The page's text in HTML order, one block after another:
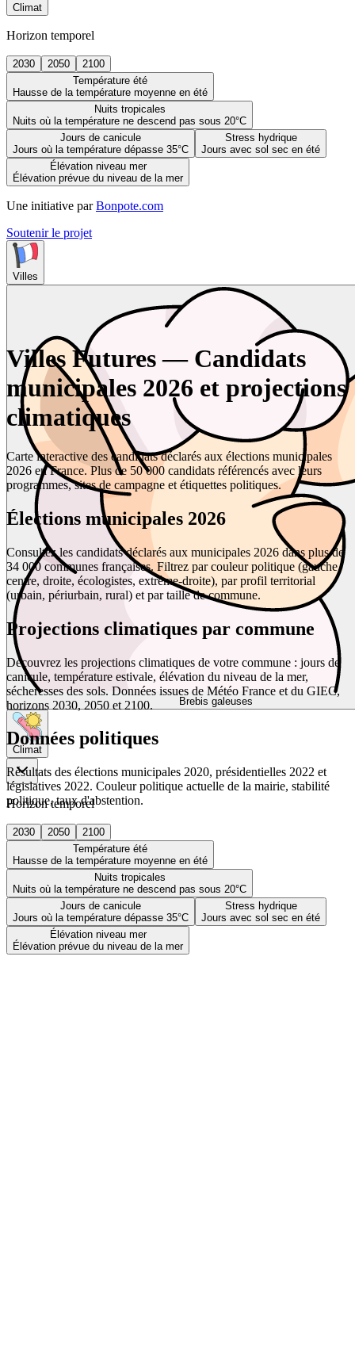
Climat
Horizon temporel
2030 2050
2100
Température été
Hausse de la température moyenne en été
Nuits tropicales
Nuits où la température ne descend pas sous 20°C
Jours de canicule
Jours où la température dépasse 35°C
Stress hydrique
Jours avec sol sec en été
Élévation niveau mer
Élévation prévue du niveau de la mer
Une initiative par Bonpote.com
Soutenir le projet
Villes
Brebis galeuses
Climat
Horizon temporel
2030 2050
2100
Température été
Hausse de la température moyenne en été
Nuits tropicales
Nuits où la température ne descend pas sous 20°C
Jours de canicule
Jours où la température dépasse 35°C
Stress hydrique
Jours avec sol sec en été
Élévation niveau mer
Élévation prévue du niveau de la mer
Villes Futures — Candidats
municipales 2026 et projections
climatiques
Carte interactive des candidats déclarés aux élections municipales
2026 en France. Plus de 50 000 candidats référencés avec leurs
programmes, sites de campagne et étiquettes politiques.
Élections municipales 2026
Consultez les candidats déclarés aux municipales 2026 dans plus de
34 000 communes françaises. Filtrez par couleur politique (gauche,
centre, droite, écologistes, extrême-droite), par profil territorial
(urbain, périurbain, rural) et par taille de commune.
Projections climatiques par commune
Découvrez les projections climatiques de votre commune : jours de
canicule, température estivale, élévation du niveau de la mer,
sécheresses des sols. Données issues de Météo France et du GIEC,
horizons 2030, 2050 et 2100.
Données politiques
Résultats des élections municipales 2020, présidentielles 2022 et
législatives 2022. Couleur politique actuelle de la mairie, stabilité
politique, taux d'abstention.